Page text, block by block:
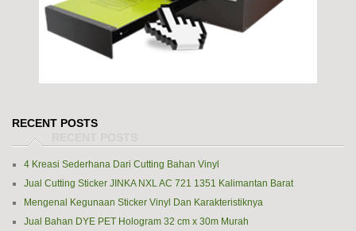
RECENT POSTS
4 Kreasi Sederhana Dari Cutting Bahan Vinyl
Jual Cutting Sticker JINKA NXL AC 721 1351 Kalimantan Barat
Mengenal Kegunaan Sticker Vinyl Dan Karakteristiknya
Jual Bahan DYE PET Hologram 32 cm x 30m Murah